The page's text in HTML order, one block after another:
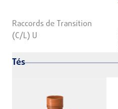
Raccords de Transition
(C/L) U
Tés